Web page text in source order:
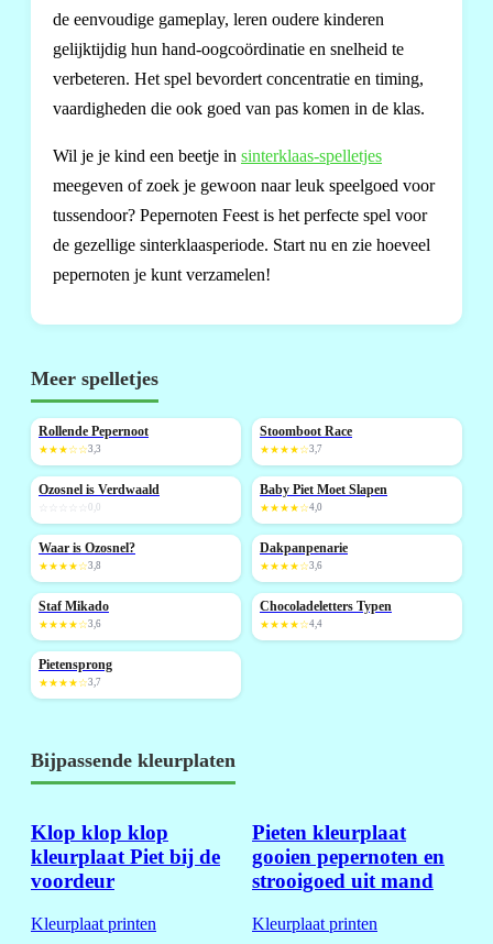
de eenvoudige gameplay, leren oudere kinderen
gelijktijdig hun hand-oogcoördinatie en snelheid te
verbeteren. Het spel bevordert concentratie en timing,
vaardigheden die ook goed van pas komen in de klas.
Wil je je kind een beetje in sinterklaas-spelletjes
meegeven of zoek je gewoon naar leuk speelgoed voor
tussendoor? Pepernoten Feest is het perfecte spel voor
de gezellige sinterklaasperiode. Start nu en zie hoeveel
pepernoten je kunt verzamelen!
Meer spelletjes
Rollende Pepernoot
★★★☆☆3,3
Stoomboot Race
★★★★☆3,7
NIEUW
Ozosnel is Verdwaald
0,0
Baby Piet Moet Slapen
★★★★☆4,0
Waar is Ozosnel?
★★★★☆3,8
Dakpanpenarie
★★★★☆3,6
Staf Mikado
★★★★☆3,6
Chocoladeletters Typen
★★★★☆4,4
Pietensprong
★★★★☆3,7
Bijpassende kleurplaten
Klop klop klop
kleurplaat Piet bij de
voordeur
Kleurplaat printen
Pieten kleurplaat
gooien pepernoten en
strooigoed uit mand
Kleurplaat printen